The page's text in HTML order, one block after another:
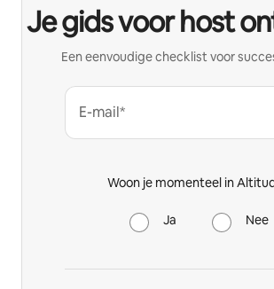
Je gids voor host
Een eenvoudige checklist voor
E-mail*
Woon je momenteel in
Ja Nee